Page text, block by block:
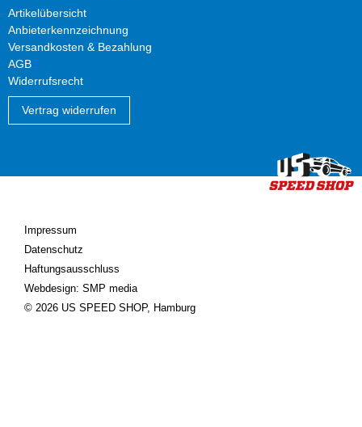
Artikelübersicht
Anbieterkennzeichnung
Versandkosten & Bezahlung
AGB
Widerrufsrecht
Vertrag widerrufen
Impressum
Datenschutz
Haftungsausschluss
Webdesign: SMP media
© 2026 US SPEED SHOP, Hamburg